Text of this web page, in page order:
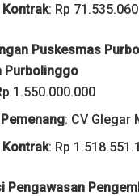
: Rp 71.535.060
Puskesmas
Purbolinggo
1.550.000.000
: CV Glegar
: Rp
Pengawasan